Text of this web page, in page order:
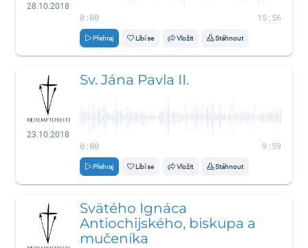
28.10.2018
0:00 15:56
Přehraj Líbí se Vložit Stáhnout
23.10.2018
Sv. Jána Pavla II.
0:00 9:59
Přehraj Líbí se Vložit Stáhnout
Svätého Ignáca
Antiochijského, biskupa a
mučeníka